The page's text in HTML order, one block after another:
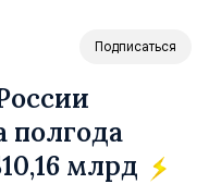
Подписаться
полгода
млрд